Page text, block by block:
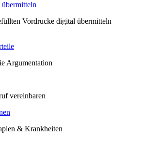
Vordrucke digital übermitteln
Argumentation
vereinbaren
& Krankheiten